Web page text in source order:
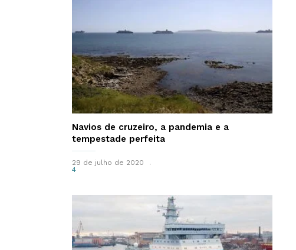
Navios de cruzeiro, a pandemia e a
tempestade perfeita
29 de julho de 2020
4